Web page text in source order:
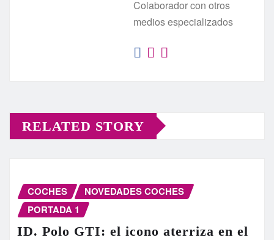
Colaborador con otros
medios especializados
RELATED STORY
COCHES
NOVEDADES COCHES
PORTADA 1
ID. Polo GTI: el icono aterriza en el